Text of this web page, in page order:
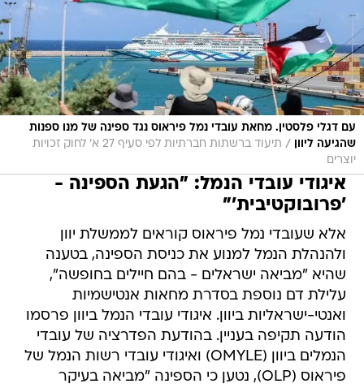
עם דגלי פלסטין. מחאת עובדי נמל פיראוס נגד ספינה של מנו ספנות
שהגיעה ליוון
/
תיעוד ברשתות חברתיות לפי סעיף 27 א' לחוק זכויות
יוצרים
איגודי עובדי הנמל: "הגעת הספינה -
'פרובוקטיבית'"
אלא שעובדי נמל פיראוס קוראים לממשלת יוון
ולהנהלת הנמל למנוע את כניסת הספינה, בטענה
שהיא "מביאה ישראלים - בהם חיילים בחופשה",
עלילת דם נוספת בסדרת מחאות אנטישמיות
ואנטי-ישראליות ביוון. איגודי עובדי הנמל ביוון פרסמו
הודעה תקיפה בעניין. בהודעת הפדרציה של עובדי
הנמלים ביוון (OMYLE) ואיגודי עובדי רשות הנמל של
פיראוס (OLP), נטען כי הספינה "מביאה בעיקר